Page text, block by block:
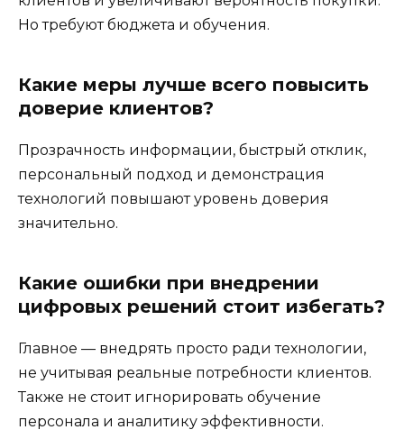
Но требуют бюджета и обучения.
Какие меры лучше всего повысить
доверие клиентов?
Прозрачность информации, быстрый отклик,
персональный подход и демонстрация
технологий повышают уровень доверия
значительно.
Какие ошибки при внедрении
цифровых решений стоит избегать?
Главное — внедрять просто ради технологии,
не учитывая реальные потребности клиентов.
Также не стоит игнорировать обучение
персонала и аналитику эффективности.